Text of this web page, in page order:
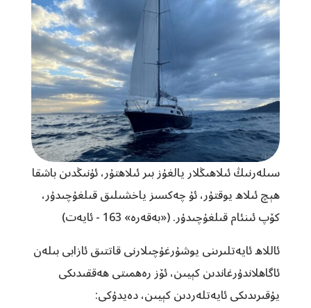
سىلەرنىڭ ئىلاھىڭلار يالغۇز بىر ئىلاھتۇر، ئۇنىڭدىن باشقا
ھېچ ئىلاھ يوقتۇر، ئۇ چەكسىز ياخشىلىق قىلغۇچىدۇر،
كۆپ ئىنئام قىلغۇچىدۇر.‏ («بەقەرە» 163 - ئايەت)
ئاللاھ ئايەتلىرىنى يوشۇرغۇچىلارنى قاتتىق ئازابى بىلەن
ئاگاھلاندۇرغاندىن كېيىن، ئۆز رەھمىتى ھەققىدىكى
يۇقىرىدىكى ئايەتلەردىن كېيىن، دەيدۇكى: